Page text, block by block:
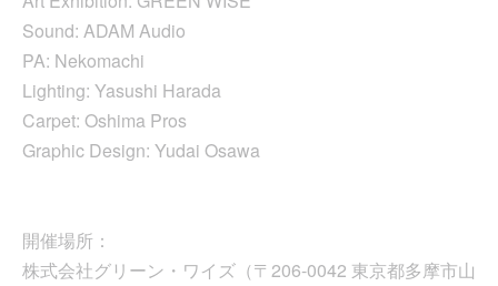
Sound: ADAM Audio
PA: Nekomachi
Lighting: Yasushi Harada
Carpet: Oshima Pros
Graphic Design: Yudai Osawa
開催場所：
株式会社グリーン・ワイズ（〒206-0042 東京都多摩市山